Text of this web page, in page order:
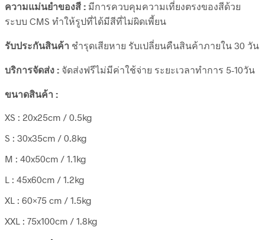
ความแม่นยำของสี : มีการควบคุมความเที่ยงตรงของสีด้วย
ระบบ CMS ทำให้รูปที่ได้มีสีที่ไม่ผิดเพี้ยน
รับประกันสินค้า ชำรุดเสียหาย รับเปลี่ยนคืนสินค้าภายใน 30 วัน
บริการจัดส่ง : จัดส่งฟรีไม่มีค่าใช้จ่าย ระยะเวลาทำการ 5-10วัน
ขนาดสินค้า :
XS : 20x25cm / 0.5kg
S : 30x35cm / 0.8kg
M : 40x50cm / 1.1kg
L : 45x60cm / 1.2kg
XL : 60×75 cm / 1.5kg
XXL : 75x100cm / 1.8kg